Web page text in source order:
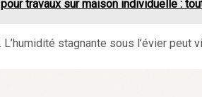
travaux sur maison individuelle :
. L’humidité stagnante sous l’évier peut